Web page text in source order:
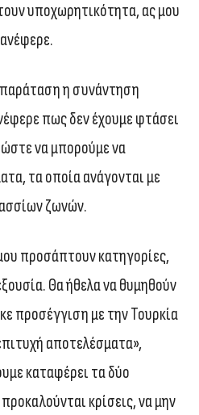
υποχωρητικότητα, ας μου
η συνάντηση
πως δεν έχουμε φτάσει
να μπορούμε να
τα οποία ανάγονται με
ζωνών.
προσάπτουν κατηγορίες,
Θα ήθελα να θυμηθούν
προσέγγιση με την Τουρκία
αποτελέσματα»,
καταφέρει τα δύο
κρίσεις, να μην